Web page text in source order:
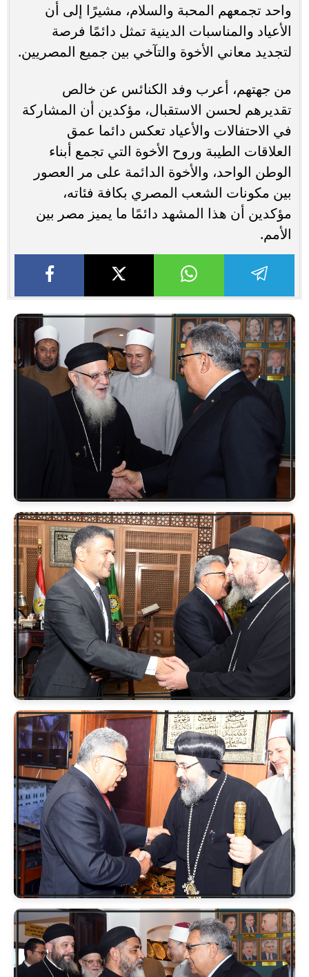
واحد تجمعهم المحبة والسلام، مشيرًا إلى أن
الأعياد والمناسبات الدينية تمثل دائمًا فرصة
لتجديد معاني الأخوة والتآخي بين جميع المصريين.
من جهتهم، أعرب وفد الكنائس عن خالص
تقديرهم لحسن الاستقبال، مؤكدين أن المشاركة
في الاحتفالات والأعياد تعكس دائما عمق
العلاقات الطيبة وروح الأخوة التي تجمع أبناء
الوطن الواحد، والأخوة الدائمة على مر العصور
بين مكونات الشعب المصري بكافة فئاته،
مؤكدين أن هذا المشهد دائمًا ما يميز مصر بين
الأمم.